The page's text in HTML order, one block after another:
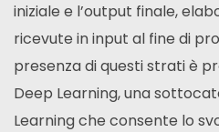
iniziale e l’output finale,
ricevute in input al fine di
presenza di questi strati è
Deep Learning, una
Learning che consente lo